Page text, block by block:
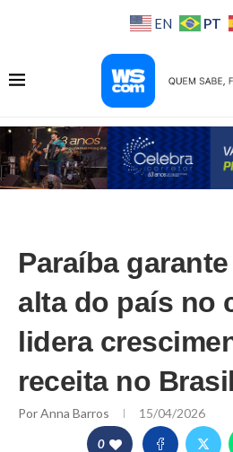
EN PT
Paraíba
alta do país no
lidera
receita no Brasil
PorAnna Barros 15/04/2026
0